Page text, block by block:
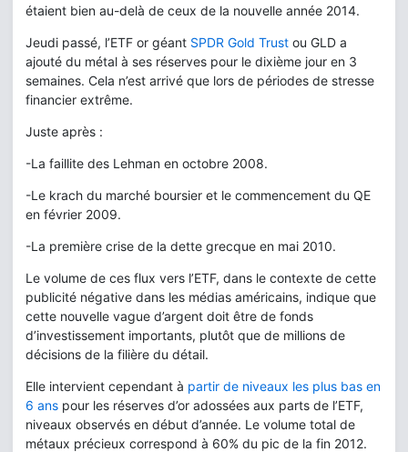
étaient bien au-delà de ceux de la nouvelle année 2014.
Jeudi passé, l’ETF or géant SPDR Gold Trust ou GLD a
ajouté du métal à ses réserves pour le dixième jour en 3
semaines. Cela n’est arrivé que lors de périodes de stresse
financier extrême.
Juste après :
-La faillite des Lehman en octobre 2008.
-Le krach du marché boursier et le commencement du QE
en février 2009.
-La première crise de la dette grecque en mai 2010.
Le volume de ces flux vers l’ETF, dans le contexte de cette
publicité négative dans les médias américains, indique que
cette nouvelle vague d’argent doit être de fonds
d’investissement importants, plutôt que de millions de
décisions de la filière du détail.
Elle intervient cependant à partir de niveaux les plus bas en
6 ans pour les réserves d’or adossées aux parts de l’ETF,
niveaux observés en début d’année. Le volume total de
métaux précieux correspond à 60% du pic de la fin 2012.